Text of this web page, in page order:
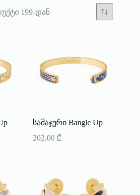
199-დანSorted
სამაჯური Bangle Up
202,00 ₾